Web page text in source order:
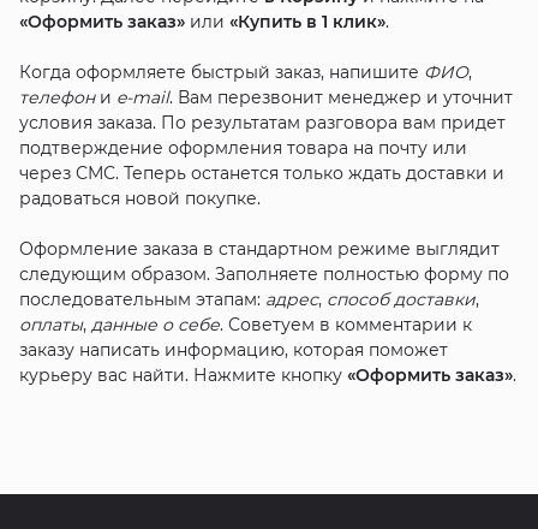
«Оформить заказ»или «Купить в 1 клик».
Когда оформляете быстрый заказ, напишите ФИО,
телефони e-mail. Вам перезвонит менеджер и уточнит
условия заказа. По результатам разговора вам придет
подтверждение оформления товара на почту или
через СМС. Теперь останется только ждать доставки и
радоваться новой покупке.
Оформление заказа в стандартном режиме выглядит
следующим образом. Заполняете полностью форму по
последовательным этапам: адрес, способ доставки,
оплаты, данные о себе. Советуем в комментарии к
заказу написать информацию, которая поможет
курьеру вас найти. Нажмите кнопку «Оформить заказ».